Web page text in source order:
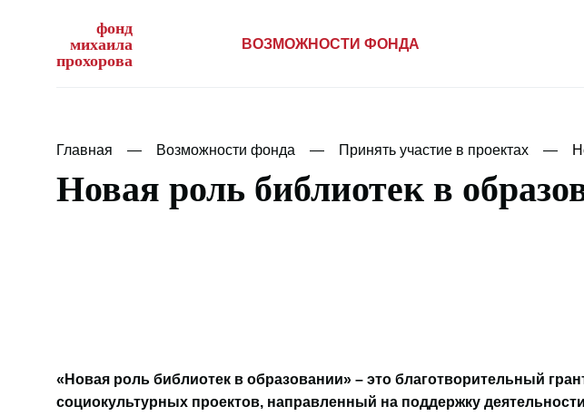
фонд
михаила
прохорова
ВОЗМОЖНОСТИ ФОНДА
Главная Возможности фонда Принять участие в проектах
Новая роль библиотек в
«Новая роль библиотек в образовании» – это благотворительный
социокультурных проектов, направленный на поддержку